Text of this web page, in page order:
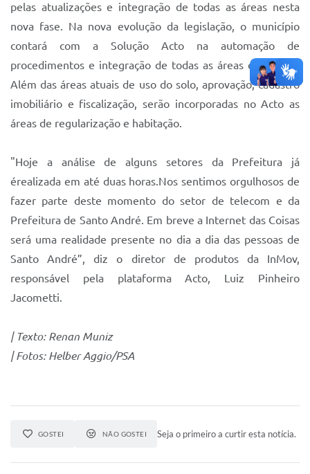
pelas atualizações e integração de todas as áreas nesta
nova fase. Na nova evolução da legislação, o município
contará com a Solução Acto na automação de
procedimentos e integração de todas as áreas e funções.
Além das áreas atuais de uso do solo, aprovação, cadastro
imobiliário e fiscalização, serão incorporadas no Acto as
áreas de regularização e habitação.
"Hoje a análise de alguns setores da Prefeitura já
érealizada em até duas horas.Nos sentimos orgulhosos de
fazer parte deste momento do setor de telecom e da
Prefeitura de Santo André. Em breve a Internet das Coisas
será uma realidade presente no dia a dia das pessoas de
Santo André”, diz o diretor de produtos da InMov,
responsável pela plataforma Acto, Luiz Pinheiro
Jacometti.
| Texto: Renan Muniz
| Fotos: Helber Aggio/PSA
GOSTEI NÃO GOSTEI Seja o primeiro a curtir esta notícia.